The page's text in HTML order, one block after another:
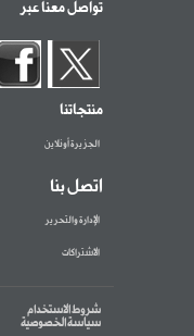
تواصل معنا عبر
منتجاتنا
الجزيرة أونلاين
اتصل بنا
الإدارة والتحرير
الاشتراكات
شروط الاستخدام
سياسة الخصوصية